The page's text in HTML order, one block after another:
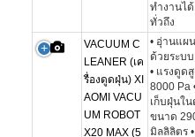
ทำงานได้
ทั่วถึง
VACUUM C
LEANER (เค
รื่องดูดฝุ่น) XI
AOMI VACU
UM ROBOT
X20 MAX (5
• อุ่านแผ
ด้วยระบ
• แรงดูด
8000 Pa
เก็บฝุ่นใน
ขนาด
มิลลิลิตร